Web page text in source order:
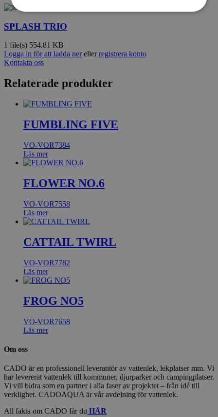
SPLASH TRIO
1 file(s) 554.81 KB
Logga in för att ladda nerellerregistrera konto
Kontakta oss
Relaterade produkter
FUMBLING FIVE
VO-VOR7384
Läs mer
FLOWER NO.6
VO-VOR7558
Läs mer
CATTAIL TWIRL
VO-VOR7782
Läs mer
FROG NO5
VO-VOR7658
Läs mer
Om oss
CADO är en professionell leverantör av vattenlek, lekplatser mm. Vi
har levererat vattenlek till kommuner, djurparker och campingplatser.
Vi vill bidra som en partner i alla faser av projektet – från idé till
verklighet. CADOAQUA är vår avdelning för vattenlek.
All fakta om CADO får du HÄR